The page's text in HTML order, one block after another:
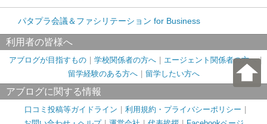
パタプラ会議＆ファシリテーション for Business
利用者の皆様へ
アブログが目指すもの 学校関係者の方へ
エージェント関係者の方へ
留学経験のある方へ
留学したい方へ
アブログに関する情報
口コミ投稿等ガイドライン
利用規約・プライバシーポリシー